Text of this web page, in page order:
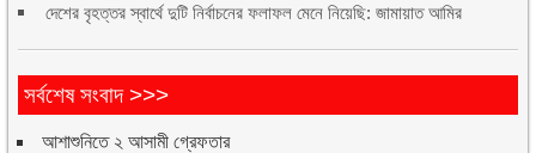
দেশের বৃহত্তর স্বার্থে দুটি নির্বাচনের ফলাফল মেনে নিয়েছি: জামায়াত আমির
সর্বশেষ সংবাদ >>>
আশাশুনিতে ২ আসামী গ্রেফতার